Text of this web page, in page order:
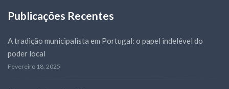
Publicações Recentes
A tradição municipalista em Portugal: o papel indelével do
poder local
Fevereiro 18, 2025